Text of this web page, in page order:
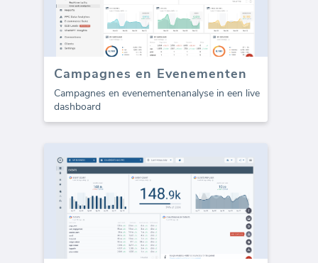
Campagnes en Evenementen
Campagnes en evenementenanalyse in een live
dashboard